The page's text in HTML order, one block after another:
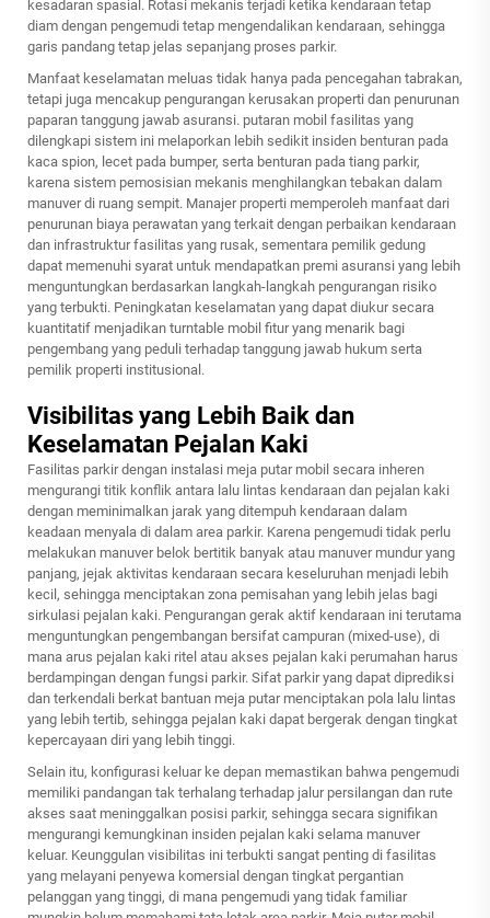
kesadaran spasial. Rotasi mekanis terjadi ketika kendaraan tetap
diam dengan pengemudi tetap mengendalikan kendaraan, sehingga
garis pandang tetap jelas sepanjang proses parkir.
Manfaat keselamatan meluas tidak hanya pada pencegahan tabrakan,
tetapi juga mencakup pengurangan kerusakan properti dan penurunan
paparan tanggung jawab asuransi. putaran mobil fasilitas yang
dilengkapi sistem ini melaporkan lebih sedikit insiden benturan pada
kaca spion, lecet pada bumper, serta benturan pada tiang parkir,
karena sistem pemosisian mekanis menghilangkan tebakan dalam
manuver di ruang sempit. Manajer properti memperoleh manfaat dari
penurunan biaya perawatan yang terkait dengan perbaikan kendaraan
dan infrastruktur fasilitas yang rusak, sementara pemilik gedung
dapat memenuhi syarat untuk mendapatkan premi asuransi yang lebih
menguntungkan berdasarkan langkah-langkah pengurangan risiko
yang terbukti. Peningkatan keselamatan yang dapat diukur secara
kuantitatif menjadikan turntable mobil fitur yang menarik bagi
pengembang yang peduli terhadap tanggung jawab hukum serta
pemilik properti institusional.
Visibilitas yang Lebih Baik dan
Keselamatan Pejalan Kaki
Fasilitas parkir dengan instalasi meja putar mobil secara inheren
mengurangi titik konflik antara lalu lintas kendaraan dan pejalan kaki
dengan meminimalkan jarak yang ditempuh kendaraan dalam
keadaan menyala di dalam area parkir. Karena pengemudi tidak perlu
melakukan manuver belok bertitik banyak atau manuver mundur yang
panjang, jejak aktivitas kendaraan secara keseluruhan menjadi lebih
kecil, sehingga menciptakan zona pemisahan yang lebih jelas bagi
sirkulasi pejalan kaki. Pengurangan gerak aktif kendaraan ini terutama
menguntungkan pengembangan bersifat campuran (mixed-use), di
mana arus pejalan kaki ritel atau akses pejalan kaki perumahan harus
berdampingan dengan fungsi parkir. Sifat parkir yang dapat diprediksi
dan terkendali berkat bantuan meja putar menciptakan pola lalu lintas
yang lebih tertib, sehingga pejalan kaki dapat bergerak dengan tingkat
kepercayaan diri yang lebih tinggi.
Selain itu, konfigurasi keluar ke depan memastikan bahwa pengemudi
memiliki pandangan tak terhalang terhadap jalur persilangan dan rute
akses saat meninggalkan posisi parkir, sehingga secara signifikan
mengurangi kemungkinan insiden pejalan kaki selama manuver
keluar. Keunggulan visibilitas ini terbukti sangat penting di fasilitas
yang melayani penyewa komersial dengan tingkat pergantian
pelanggan yang tinggi, di mana pengemudi yang tidak familiar